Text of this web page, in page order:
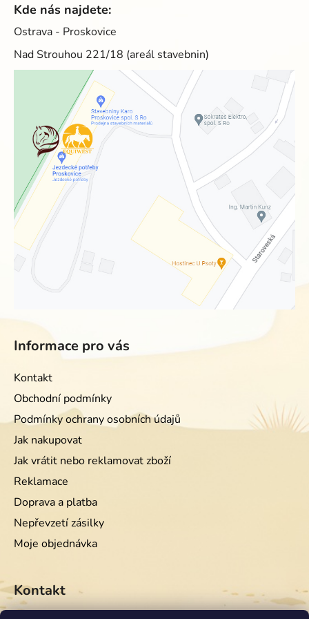
Kde nás najdete:
Ostrava - Proskovice
Nad Strouhou 221/18 (areál stavebnin)
Informace pro vás
Kontakt
Obchodní podmínky
Podmínky ochrany osobních údajů
Jak nakupovat
Jak vrátit nebo reklamovat zboží
Reklamace
Doprava a platba
Nepřevzetí zásilky
Moje objednávka
Kontakt